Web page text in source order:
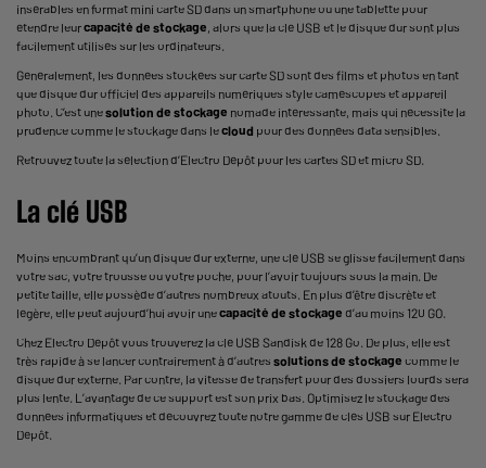
insérables en format mini carte SD dans un smartphone ou une tablette pour
étendre leurcapacité de stockage, alors que la clé USB et le disque dur sont plus
facilement utilisés sur les ordinateurs.
Généralement, les données stockées sur carte SD sont des films et photos en tant
que disque dur officiel des appareils numériques style caméscopes et appareil
photo. C’est unesolution de stockage nomade intéressante, mais qui nécessite la
prudence comme le stockage dans lecloud pour des données data sensibles.
Retrouvez toute la sélection d’Electro Dépôt pour les cartes SD et micro SD.
La clé USB
Moins encombrant qu’undisque dur externe, une clé USB se glisse facilement dans
votre sac, votre trousse ou votre poche, pour l’avoir toujours sous la main. De
petite taille, elle possède d’autres nombreux atouts. En plus d’être discrète et
légère, elle peut aujourd’hui avoir unecapacité de stockage d’au moins 120 GO.
Chez Electro Dépôt vous trouverez la clé USB Sandisk de 128 Go. De plus, elle est
très rapide à se lancer contrairement à d’autres solutions de stockage comme le
disque dur externe. Par contre, la vitesse de transfert pour des dossiers lourds sera
plus lente. L’avantage de ce support est son prix bas. Optimisez le stockage des
données informatiques et découvrez toute notre gamme de clés USB sur Electro
Dépôt.